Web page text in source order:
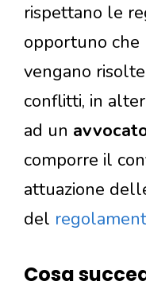
rispettano le
opportuno che
vengano
conflitti, in
ad un
comporre il
attuazione
del
Cosa